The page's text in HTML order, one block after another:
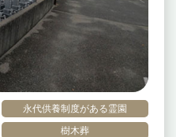
永代供養制度がある霊園
樹木葬